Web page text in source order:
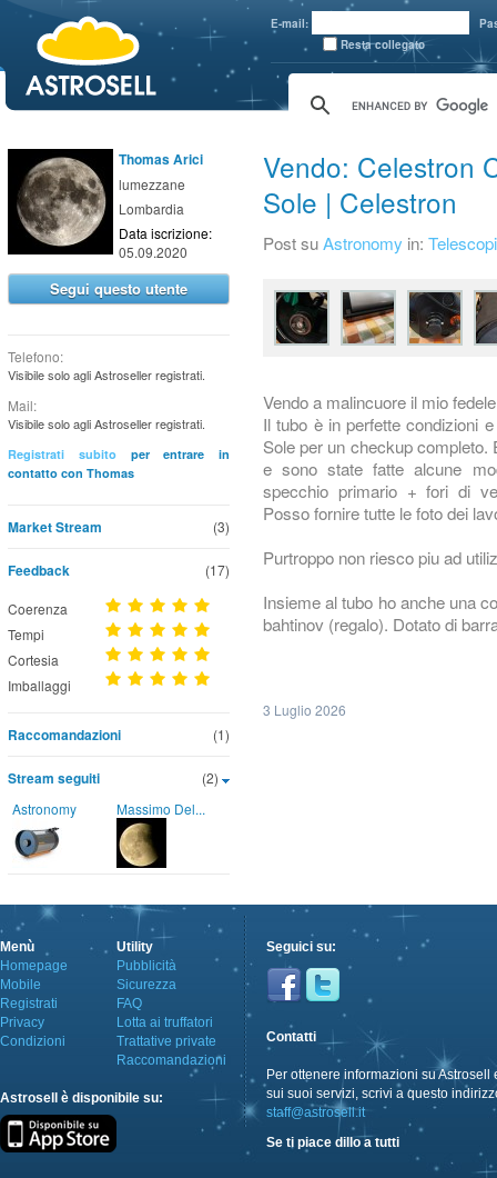
E-mail:
Resta collegato
Thomas Arici
lumezzane
Lombardia
Data iscrizione:
05.09.2020
Segui questo utente
Telefono:
Visibile solo agli Astroseller registrati.
Mail:
Visibile solo agli Astroseller registrati.
Registrati subitoper entrare in
contatto con Thomas
(3)
Market Stream
Feedback (17)
Coerenza
Tempi
Cortesia
Imballaggi
(1)
Raccomandazioni
(2)
Stream seguiti
Astronomy Massimo Del...
Vendo: Celestron
Sole | Celestron
Post suAstronomy in:
Vendo a malincuore il mio
Il tubo è in perfette condizioni
Sole per un checkup
e sono state fatte alcune
specchio primario + fori di
Posso fornire tutte le foto dei
Purtroppo non riesco piu ad
Insieme al tubo ho anche una
bahtinov (regalo). Dotato di
3 Luglio 2026
Menù
Homepage
Mobile
Registrati
Privacy
Condizioni
Utility
Pubblicità
Sicurezza
FAQ
Lotta ai truffatori
Trattative private
Raccomandazioni
Astrosell è disponibile su:
Seguici su:
Contatti
Per ottenere informazioni su Astrosell
sui suoi servizi, scrivi a questo
staff@astrosell.it
Se ti piace dillo a tutti